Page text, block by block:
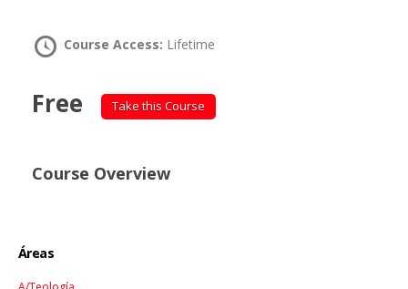
Course Access: Lifetime
Free Take this Course
Course Overview
Áreas